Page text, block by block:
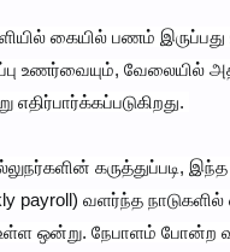
கையில் பணம்
உணர்வையும், வேலையில்
எதிர்பார்க்கப்படுகிறது.
கருத்துப்படி,
payroll) வளர்ந்த
ஒன்று. நேபாளம் போன்ற